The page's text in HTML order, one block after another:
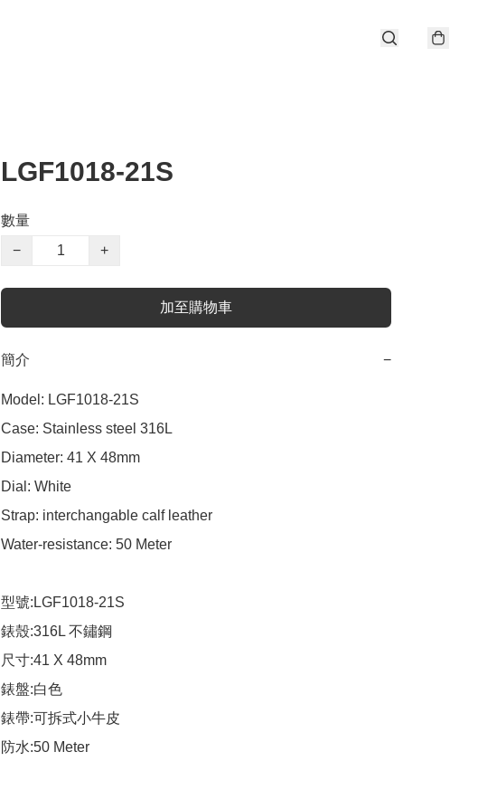
LGF1018-21S
數量
−
+
加至購物車
簡介 −
Model: LGF1018-21S
Case: Stainless steel 316L
Diameter: 41 X 48mm
Dial: White
Strap: interchangable calf leather
Water-resistance: 50 Meter
型號:LGF1018-21S
錶殼:316L 不鏽鋼
尺寸:41 X 48mm
錶盤:白色
錶帶:可拆式小牛皮
防水:50 Meter